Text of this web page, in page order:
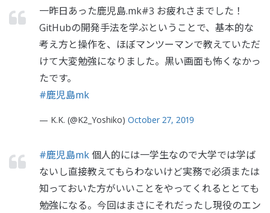
一昨日あった鹿児島.mk#3 お疲れさまでした！
GitHubの開発手法を学ぶということで、基本的な
考え方と操作を、ほぼマンツーマンで教えていただ
けて大変勉強になりました。黒い画面も怖くなかっ
たです。
#鹿児島mk
— K.K. (@K2_Yoshiko) October 27, 2019
#鹿児島mk 個人的には一学生なので大学では学ば
ないし直接教えてもらわないけど実務で必須または
知っておいた方がいいことをやってくれるととても
勉強になる。今回はまさにそれだったし現役のエン